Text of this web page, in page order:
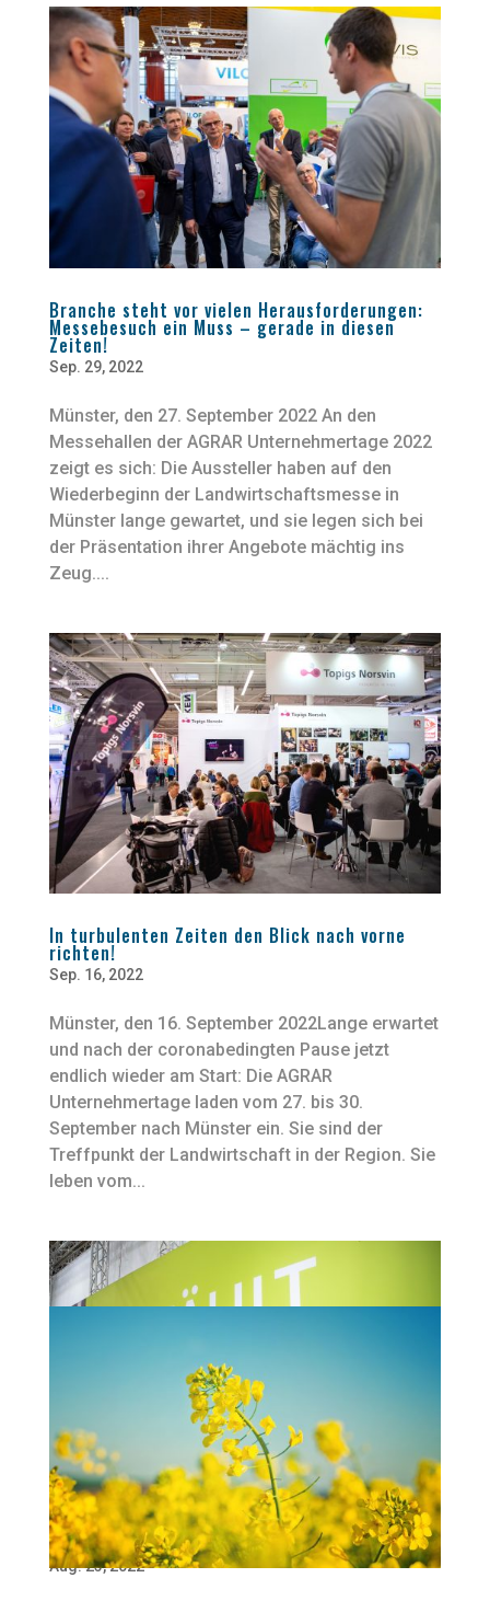
Branche steht vor vielen Herausforderungen:
Messebesuch ein Muss – gerade in diesen
Zeiten!
Sep. 29, 2022
Münster, den 27. September 2022 An den
Messehallen der AGRAR Unternehmertage 2022
zeigt es sich: Die Aussteller haben auf den
Wiederbeginn der Landwirtschaftsmesse in
Münster lange gewartet, und sie legen sich bei
der Präsentation ihrer Angebote mächtig ins
Zeug....
In turbulenten Zeiten den Blick nach vorne
richten!
Sep. 16, 2022
Münster, den 16. September 2022Lange erwartet
und nach der coronabedingten Pause jetzt
endlich wieder am Start: Die AGRAR
Unternehmertage laden vom 27. bis 30.
September nach Münster ein. Sie sind der
Treffpunkt der Landwirtschaft in der Region. Sie
leben vom...
Das Vortragsprogramm ist online!
Aug. 23, 2022